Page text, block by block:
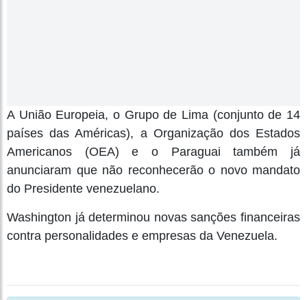
A União Europeia, o Grupo de Lima (conjunto de 14
países das Américas), a Organização dos Estados
Americanos (OEA) e o Paraguai também já
anunciaram que não reconhecerão o novo mandato
do Presidente venezuelano.
Washington já determinou novas sanções financeiras
contra personalidades e empresas da Venezuela.